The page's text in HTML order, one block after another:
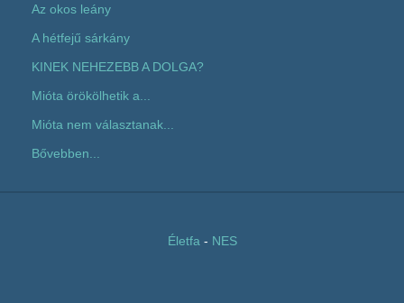
Az okos leány
A hétfejű sárkány
KINEK NEHEZEBB A DOLGA?
Mióta örökölhetik a...
Mióta nem választanak...
Bővebben...
Életfa - NES